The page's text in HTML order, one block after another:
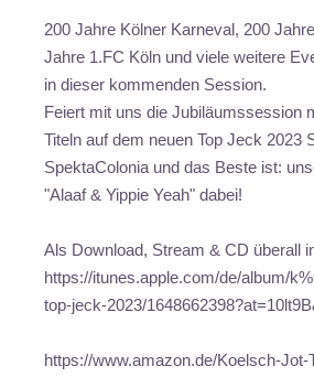
200 Jahre Kölner Karneval, 200
Jahre 1.FC Köln und viele weitere
in dieser kommenden Session.
Feiert mit uns die Jubiläumssession
Titeln auf dem neuen Top Jeck 2023
SpektaColonia und das Beste ist:
"Alaaf & Yippie Yeah" dabei!
Als Download, Stream & CD überall
https://itunes.apple.com/de/album/
top-jeck-2023/
https://www.amazon.de/Koelsch-Jot-